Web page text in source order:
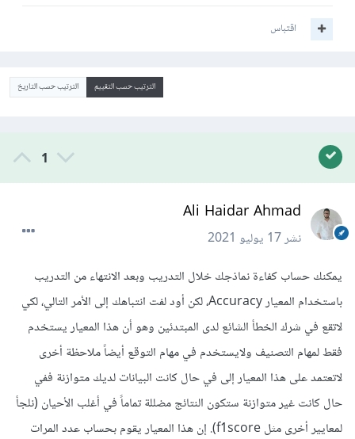
اقتباس
الترتيب حسب التقييم الترتيب حسب التاريخ
1
Ali Haidar Ahmad
نشر17 يوليو 2021
يمكنك حساب كفاءة نماذجك خلال التدريب وبعد الانتهاء من التدريب
باستخدام المعيار Accuracy، لكن أود لفت انتباهك إلى الأمر التالي، لكي
لاتقع في شرك الخطأ الشائع لدى المبتدئين وهو أن هذا المعيار يستخدم
فقط لمهام التصنيف ولايستخدم في مهام التوقع أيضاً ملاحظة أخرى
لاتعتمد على هذا المعيار إلى في حال كانت البيانات لديك متوازنة ففي
حال كانت غير متوازنة ستكون النتائج مضللة تماماً في أغلب الأحيان (نلجأ
لمعايير أخرى مثل f1score). إن هذا المعيار يقوم بحساب عدد المرات